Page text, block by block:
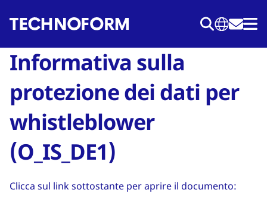
principale
Informativa sulla
protezione dei dati per
whistleblower
(O_IS_DE1)
Clicca sul link sottostante per aprire il documento: